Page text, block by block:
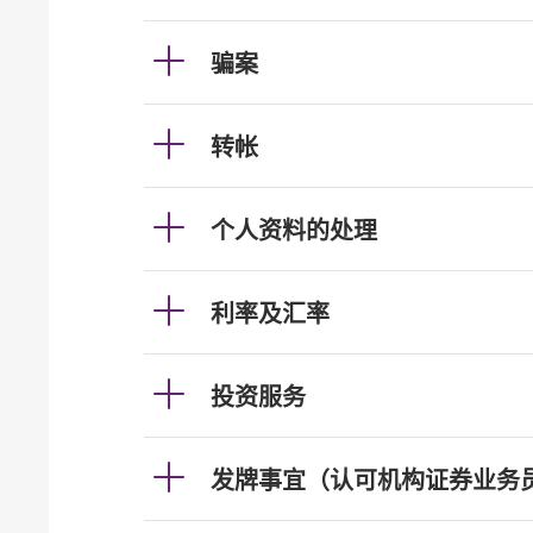
骗案
转帐
个人资料的处理
利率及汇率
投资服务
发牌事宜（认可机构证券业务